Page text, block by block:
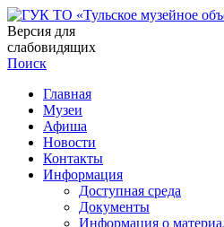
Версия для
слабовидящих
Поиск
Главная
Музеи
Афиша
Новости
Контакты
Информация
Доступная среда
Документы
Информация о